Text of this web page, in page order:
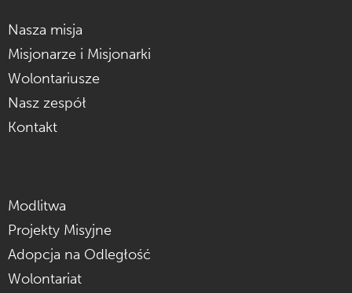
Nasza misja
Misjonarze i Misjonarki
Wolontariusze
Nasz zespół
Kontakt
Modlitwa
Projekty Misyjne
Adopcja na Odległość
Wolontariat